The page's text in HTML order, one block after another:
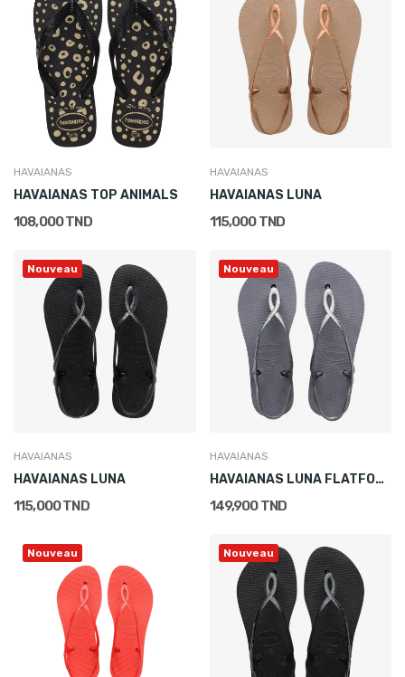
HAVAIANAS
HAVAIANAS TOP ANIMALS
108,000 TND
HAVAIANAS
HAVAIANAS LUNA
115,000 TND
Nouveau
HAVAIANAS
HAVAIANAS LUNA
115,000 TND
Nouveau
HAVAIANAS
HAVAIANAS LUNA FLATFORM
149,900 TND
Nouveau Nouveau